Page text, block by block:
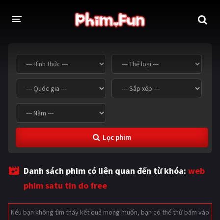
THỂ LOẠI
Thần thoại - Cổ trang Hành động
Tâm lý Chiến tranh
Võ thuật - Kiếm hiệp
Tội phạm - Hình sự
Viễn tưởng Khoa học - Tài liệu
Tình cảm - Lãng mạn Kỳ ảo
Lọc phim
Danh sách phim có liên quan đến từ khóa: web
phim satu tin do free
Nếu bạn không tìm thấy kết quả mong muốn, bạn có thể thử bấm vào